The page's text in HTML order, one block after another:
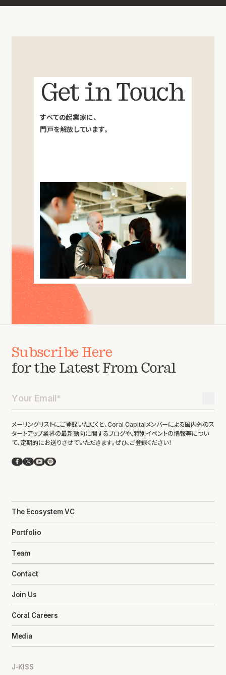
Get in Touch
すべての起業家に、
門戸を解放しています。
Subscribe Here
for the Latest From Coral
メーリングリストにご登録いただくと、Coral Capitalメンバーによる国内外のス
タートアップ業界の最新動向に関するブログや、特別イベントの情報等につい
て、定期的にお送りさせていただきます。ぜひ、ご登録ください！
Facebook
X YouTube
Spotify
The Ecosystem VC
Portfolio
Team
Contact
Join Us
Coral Careers
Media
J-KISS